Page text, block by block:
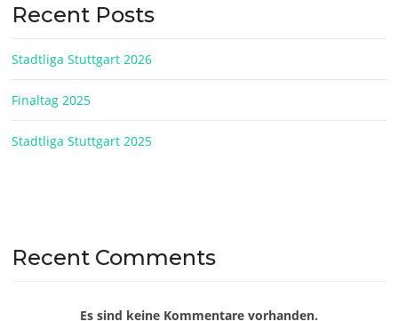
Recent Posts
Stadtliga Stuttgart 2026
Finaltag 2025
Stadtliga Stuttgart 2025
Recent Comments
Es sind keine Kommentare vorhanden.